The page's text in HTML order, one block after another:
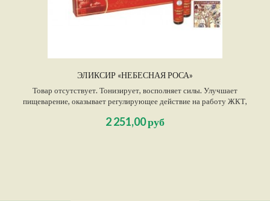
ЭЛИКСИР «НЕБЕСНАЯ РОСА»
Товар отсутствует. Тонизирует, восполняет силы. Улучшает
пищеварение, оказывает регулирующее действие на работу ЖКТ,
пищей. Улучшает работоспособность, память, качество сна, укрепляет
2 251,00 руб